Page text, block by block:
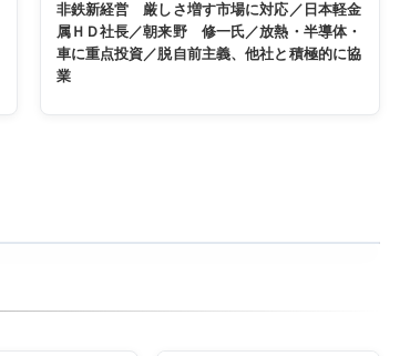
非鉄新経営 厳しさ増す市場に対応／日本軽金
属ＨＤ社長／朝来野 修一氏／放熱・半導体・
車に重点投資／脱自前主義、他社と積極的に協
業